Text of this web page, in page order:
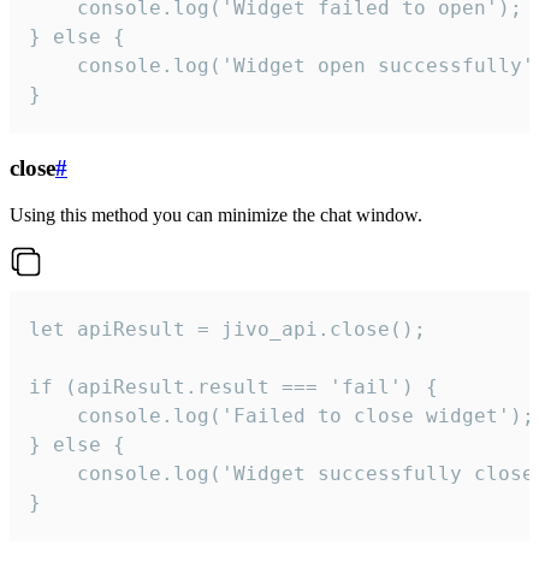
    console.log('Widget failed to open');
} else {
console.log('Widget open
}
close#
Using this method you can minimize the chat window.
let apiResult = jivo_api.close();
if (apiResult.result === 'fail') {
    console.log('Failed to close widget');
} else {
console.log('Widget successfully
}